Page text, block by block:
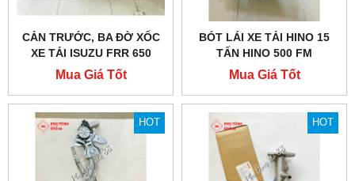
CẢN TRƯỚC, BA ĐỜ XỐC
XE TẢI ISUZU FRR 650
Mua Giá Tốt
BÓT LÁI XE TẢI HINO 15
TẤN HINO 500 FM
Mua Giá Tốt
HOT HOT